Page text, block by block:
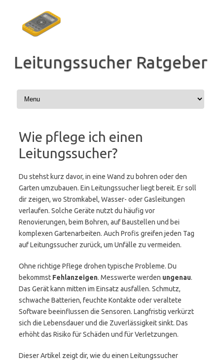
springen
Leitungssucher Ratgeber
Wie pflege ich einen
Leitungssucher?
Du stehst kurz davor, in eine Wand zu bohren oder den
Garten umzubauen. Ein Leitungssucher liegt bereit. Er soll
dir zeigen, wo Stromkabel, Wasser- oder Gasleitungen
verlaufen. Solche Geräte nutzt du häufig vor
Renovierungen, beim Bohren, auf Baustellen und bei
komplexen Gartenarbeiten. Auch Profis greifen jeden Tag
auf Leitungssucher zurück, um Unfälle zu vermeiden.
Ohne richtige Pflege drohen typische Probleme. Du
bekommst Fehlanzeigen. Messwerte werden ungenau.
Das Gerät kann mitten im Einsatz ausfallen. Schmutz,
schwache Batterien, feuchte Kontakte oder veraltete
Software beeinflussen die Sensoren. Langfristig verkürzt
sich die Lebensdauer und die Zuverlässigkeit sinkt. Das
erhöht das Risiko für Schäden und für Verletzungen.
Dieser Artikel zeigt dir, wie du einen Leitungssucher